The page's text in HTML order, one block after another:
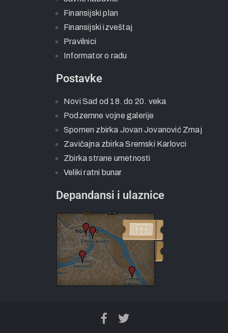
Finansijski plan
Finansijski izveštaj
Pravilnici
Informator o radu
Postavke
Novi Sad od 18. do 20. veka
Podzemne vojne galerije
Spomen zbirka Jovan Jovanović Zmaj
Zavičajna zbirka Sremski Karlovci
Zbirka strane umetnosti
Veliki ratni bunar
Depandansi i ulaznice